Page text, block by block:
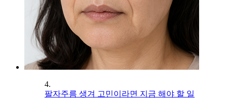
4.
팔자주름 생겨 고민이라면 지금 해야 할 일